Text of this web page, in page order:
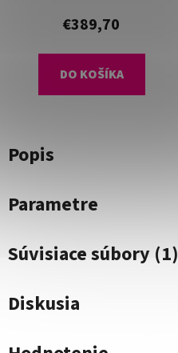
€389,70
DO KOŠÍKA
Popis
Parametre
Súvisiace súbory (1)
Diskusia